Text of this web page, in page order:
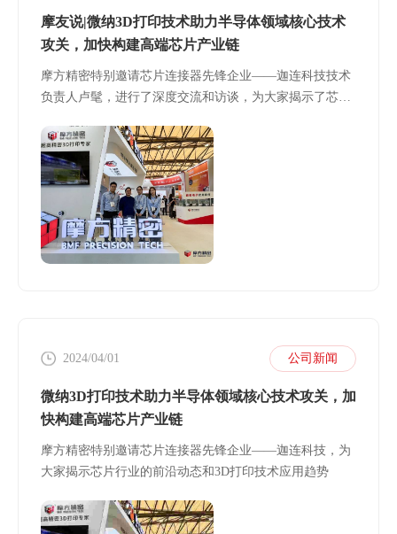
摩友说|微纳3D打印技术助力半导体领域核心技术
攻关，加快构建高端芯片产业链
摩方精密特别邀请芯片连接器先锋企业——迦连科技技术
负责人卢髦，进行了深度交流和访谈，为大家揭示了芯片
2024/04/01 公司新闻
微纳3D打印技术助力半导体领域核心技术攻关，加
快构建高端芯片产业链
摩方精密特别邀请芯片连接器先锋企业——迦连科技，为
大家揭示芯片行业的前沿动态和3D打印技术应用趋势